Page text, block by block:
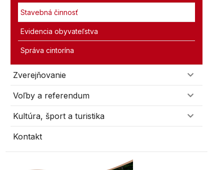
Stavebná činnosť
Evidencia obyvateľstva
Správa cintorína
Zverejňovanie
Voľby a referendum
Kultúra, šport a turistika
Kontakt